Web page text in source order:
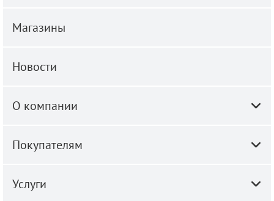
Магазины
Новости
О компании
Покупателям
Услуги